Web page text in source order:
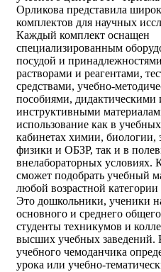
Орликова представила
комплектов для научных
Каждый комплект оснащен
специализированным
посудой и
растворами и реагентами,
средствами, учебно-
пособиями, дидактическими
инструктивными
использование как в
кабинетах химии, биологии,
физики и ОБЗР, так и в
внелабораторных условиях.
сможет подобрать учебный
любой возрастной
Это дошкольники, ученики
основного и среднего
студенты техникумов и
высших учебных заведений.
учебного чемоданчика
урока или учебно-